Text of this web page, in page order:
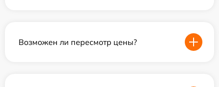
Возможен ли пересмотр цены?